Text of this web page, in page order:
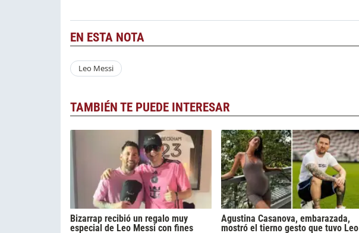
EN ESTA NOTA
Leo Messi
TAMBIÉN TE PUEDE INTERESAR
Bizarrap recibió un regalo muy
especial de Leo Messi con fines
Agustina Casanova, embarazada,
mostró el tierno gesto que tuvo Leo